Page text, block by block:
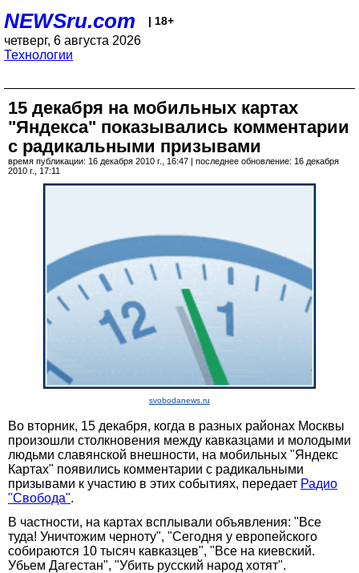
NEWSru.com | 18+
четверг, 6 августа 2026
Технологии
15 декабря на мобильных картах
"Яндекса" показывались комментарии
с радикальными призывами
время публикации: 16 декабря 2010 г., 16:47 | последнее обновление: 16 декабря
2010 г., 17:11
svobodanews.ru
Во вторник, 15 декабря, когда в разных районах Москвы
произошли столкновения между кавказцами и молодыми
людьми славянской внешности, на мобильных "Яндекс
Картах" появились комментарии с радикальными
призывами к участию в этих событиях, передает Радио
"Свобода".
В частности, на картах всплывали объявления: "Все
туда! Уничтожим черноту", "Сегодня у европейского
собираются 10 тысяч кавказцев", "Все на киевский.
Убьем Дагестан", "Убить русский народ хотят".